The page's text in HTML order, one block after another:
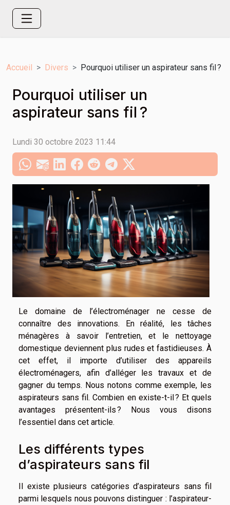
Accueil Divers Pourquoi utiliser un aspirateur sans fil ?
Pourquoi utiliser un
aspirateur sans fil ?
Lundi 30 octobre 2023 11:44
Le domaine de l’électroménager ne cesse de
connaître des innovations. En réalité, les tâches
ménagères à savoir l’entretien, et le nettoyage
domestique deviennent plus rudes et fastidieuses. À
cet effet, il importe d’utiliser des appareils
électroménagers, afin d’alléger les travaux et de
gagner du temps. Nous notons comme exemple, les
aspirateurs sans fil. Combien en existe-t-il ? Et quels
avantages présentent-ils ? Nous vous disons
l’essentiel dans cet article.
Les différents types
d’aspirateurs sans fil
Il existe plusieurs catégories d’aspirateurs sans fil
parmi lesquels nous pouvons distinguer : l’aspirateur-